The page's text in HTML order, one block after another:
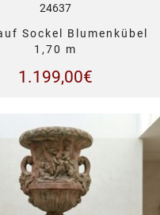
24637
Sockel Blumenkübel
1,70 m
1.199,00€